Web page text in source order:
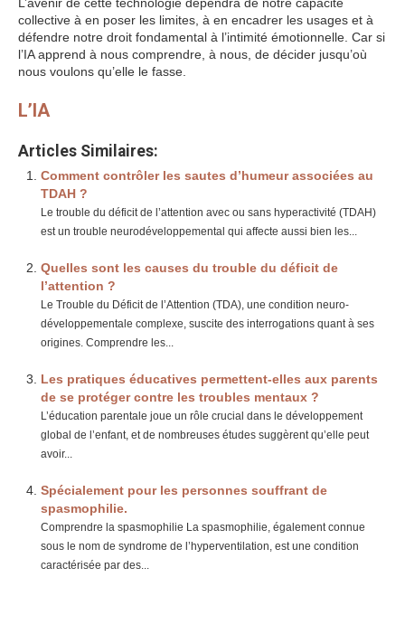
collective à en poser les limites, à en encadrer les usages et à
défendre notre droit fondamental à l’intimité émotionnelle. Car si
l’IA apprend à nous comprendre, à nous, de décider jusqu’où
nous voulons qu’elle le fasse.
L’IA
Articles Similaires:
Comment contrôler les sautes d’humeur associées au
TDAH ?
Le trouble du déficit de l’attention avec ou sans hyperactivité (TDAH)
est un trouble neurodéveloppemental qui affecte aussi bien les...
Quelles sont les causes du trouble du déficit de
l’attention ?
Le Trouble du Déficit de l’Attention (TDA), une condition neuro-
développementale complexe, suscite des interrogations quant à ses
origines. Comprendre les...
Les pratiques éducatives permettent-elles aux parents
de se protéger contre les troubles mentaux ?
L’éducation parentale joue un rôle crucial dans le développement
global de l’enfant, et de nombreuses études suggèrent qu’elle peut
avoir...
Spécialement pour les personnes souffrant de
spasmophilie.
Comprendre la spasmophilie La spasmophilie, également connue
sous le nom de syndrome de l’hyperventilation, est une condition
caractérisée par des...